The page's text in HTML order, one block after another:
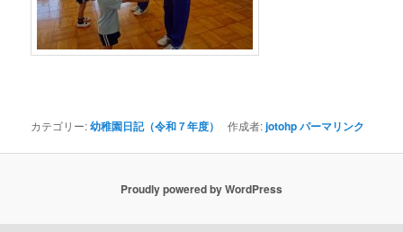
カテゴリー:幼稚園日記（令和７年度） 作成者:jotohpパーマリンク
Proudly powered by WordPress